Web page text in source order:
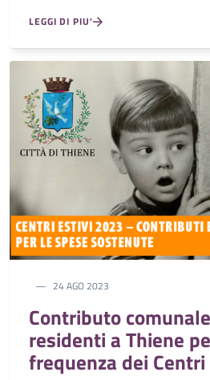
LEGGI DI PIU'
24 AGO 2023
Contributo
residenti a Thiene
frequenza dei